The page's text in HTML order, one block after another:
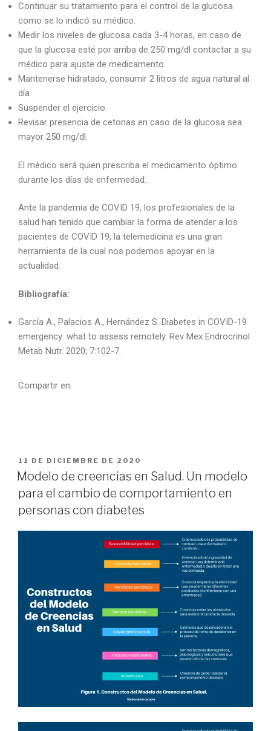
Continuar su tratamiento para el control de la glucosa
como se lo indicó su médico.
Medir los niveles de glucosa cada 3-4 horas, en caso de
que la glucosa esté por arriba de 250 mg/dl contactar a su
médico para ajuste de medicamento.
Mantenerse hidratado, consumir 2 litros de agua natural al
día.
Suspender el ejercicio.
Revisar presencia de cetonas en caso de la glucosa sea
mayor 250 mg/dl.
El médico será quien prescriba el medicamento óptimo
durante los días de enfermedad.
Ante la pandemia de COVID 19, los profesionales de la
salud han tenido que cambiar la forma de atender a los
pacientes de COVID 19, la telemedicina es una gran
herramienta de la cual nos podemos apoyar en la
actualidad.
Bibliografía:
García A., Palacios A., Hernández S. Diabetes in COVID-19
emergency: what to assess remotely. Rev Mex Endrocrinol
Metab Nutr. 2020; 7:102-7.
Compartir en:
11 DE DICIEMBRE DE 2020
Modelo de creencias en Salud. Un modelo
para el cambio de comportamiento en
personas con diabetes